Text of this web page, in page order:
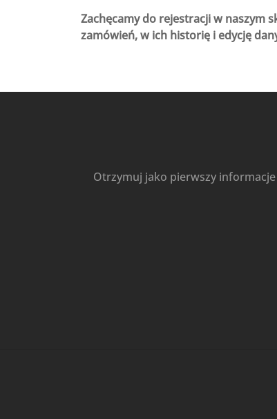
Zachęcamy do rejestracji w naszym
zamówień, w ich historię i edycję
Otrzymuj jako pierwszy